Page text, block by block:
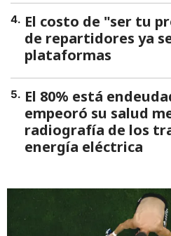
4. El costo de "ser tu
de repartidores ya
plataformas
5. El 80% está
empeoró su salud
radiografía de los
energía eléctrica